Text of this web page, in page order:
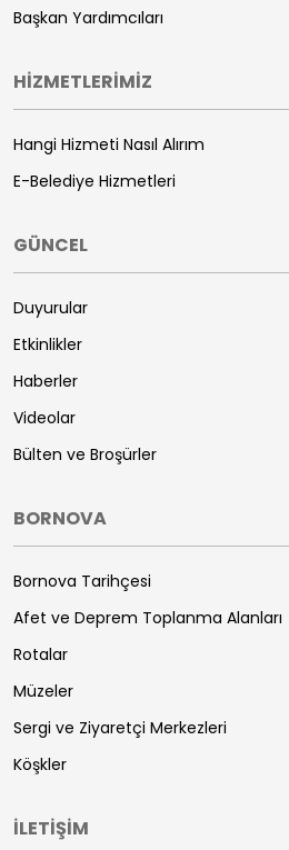
Başkan Yardımcıları
HİZMETLERİMİZ
Hangi Hizmeti Nasıl Alırım
E-Belediye Hizmetleri
GÜNCEL
Duyurular
Etkinlikler
Haberler
Videolar
Bülten ve Broşürler
BORNOVA
Bornova Tarihçesi
Afet ve Deprem Toplanma Alanları
Rotalar
Müzeler
Sergi ve Ziyaretçi Merkezleri
Köşkler
İLETİŞİM